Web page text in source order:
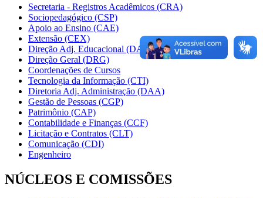
Secretaria - Registros Acadêmicos (CRA)
Sociopedagógico (CSP)
Apoio ao Ensino (CAE)
Extensão (CEX)
Direção Adj. Educacional (DAE)
Direção Geral (DRG)
Coordenações de Cursos
Tecnologia da Informação (CTI)
Diretoria Adj. Administração (DAA)
Gestão de Pessoas (CGP)
Patrimônio (CAP)
Contabilidade e Finanças (CCF)
Licitação e Contratos (CLT)
Comunicação (CDI)
Engenheiro
NÚCLEOS E COMISSÕES